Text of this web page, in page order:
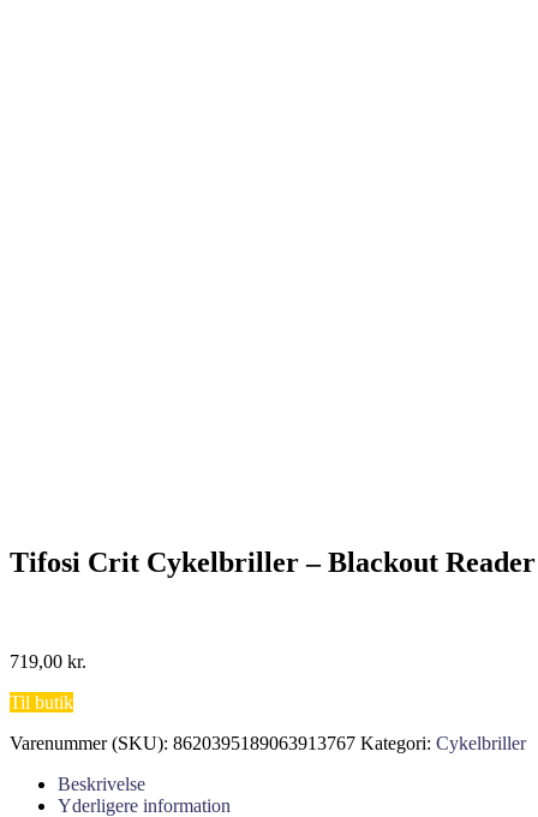
Tifosi Crit Cykelbriller – Blackout
719,00 kr.
Til butik
Varenummer (SKU): 8620395189063913767 Kategori: Cykelbriller
Beskrivelse
Yderligere information